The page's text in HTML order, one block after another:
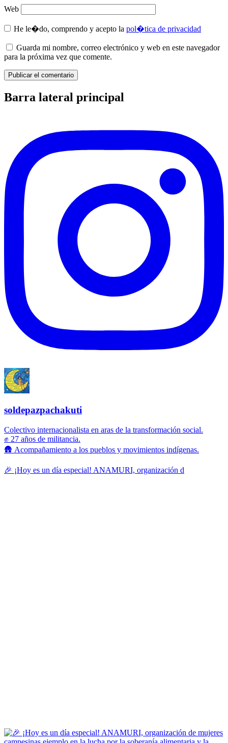
Web
He le�do, comprendo y acepto la pol�tica de privacidad
Guarda mi nombre, correo electrónico y web en este navegador
para la próxima vez que comente.
Barra lateral principal
soldepazpachakuti
Colectivo internacionalista en aras de la transformación social.
✊ 27 años de militancia.
🛖 Acompañamiento a los pueblos y movimientos indígenas.
🎉 ¡Hoy es un día especial! ANAMURI, organización d